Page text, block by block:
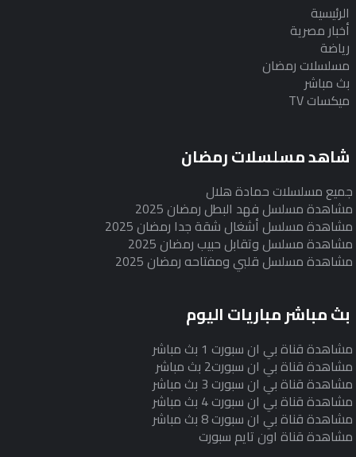
الرئيسية
أخبار مصرية
رياضة
مسلسلات رمضان
بث مباشر
ميكسات TV
شاهد مسلسلات رمضان
جميع مسلسلات حمادة هلال
مشاهدة مسلسل فهد البطل رمضان 2025
مشاهدة مسلسل أشغال شقة جدا رمضان 2025
مشاهدة مسلسل وتقابل حبيب رمضان 2025
مشاهدة مسلسل قلبي ومفتاحه رمضان 2025
بث مباشر مباريات اليوم
مشاهدة قناة بي ان سبورت 1 بث مباشر
مشاهدة قناة بي ان سبورت2 بث مباشر
مشاهدة قناة بي ان سبورت 3 بث مباشر
مشاهدة قناة بي ان سبورت 4 بث مباشر
مشاهدة قناة بي ان سبورت 8 بث مباشر
مشاهدة قناة اون تايم سبورت